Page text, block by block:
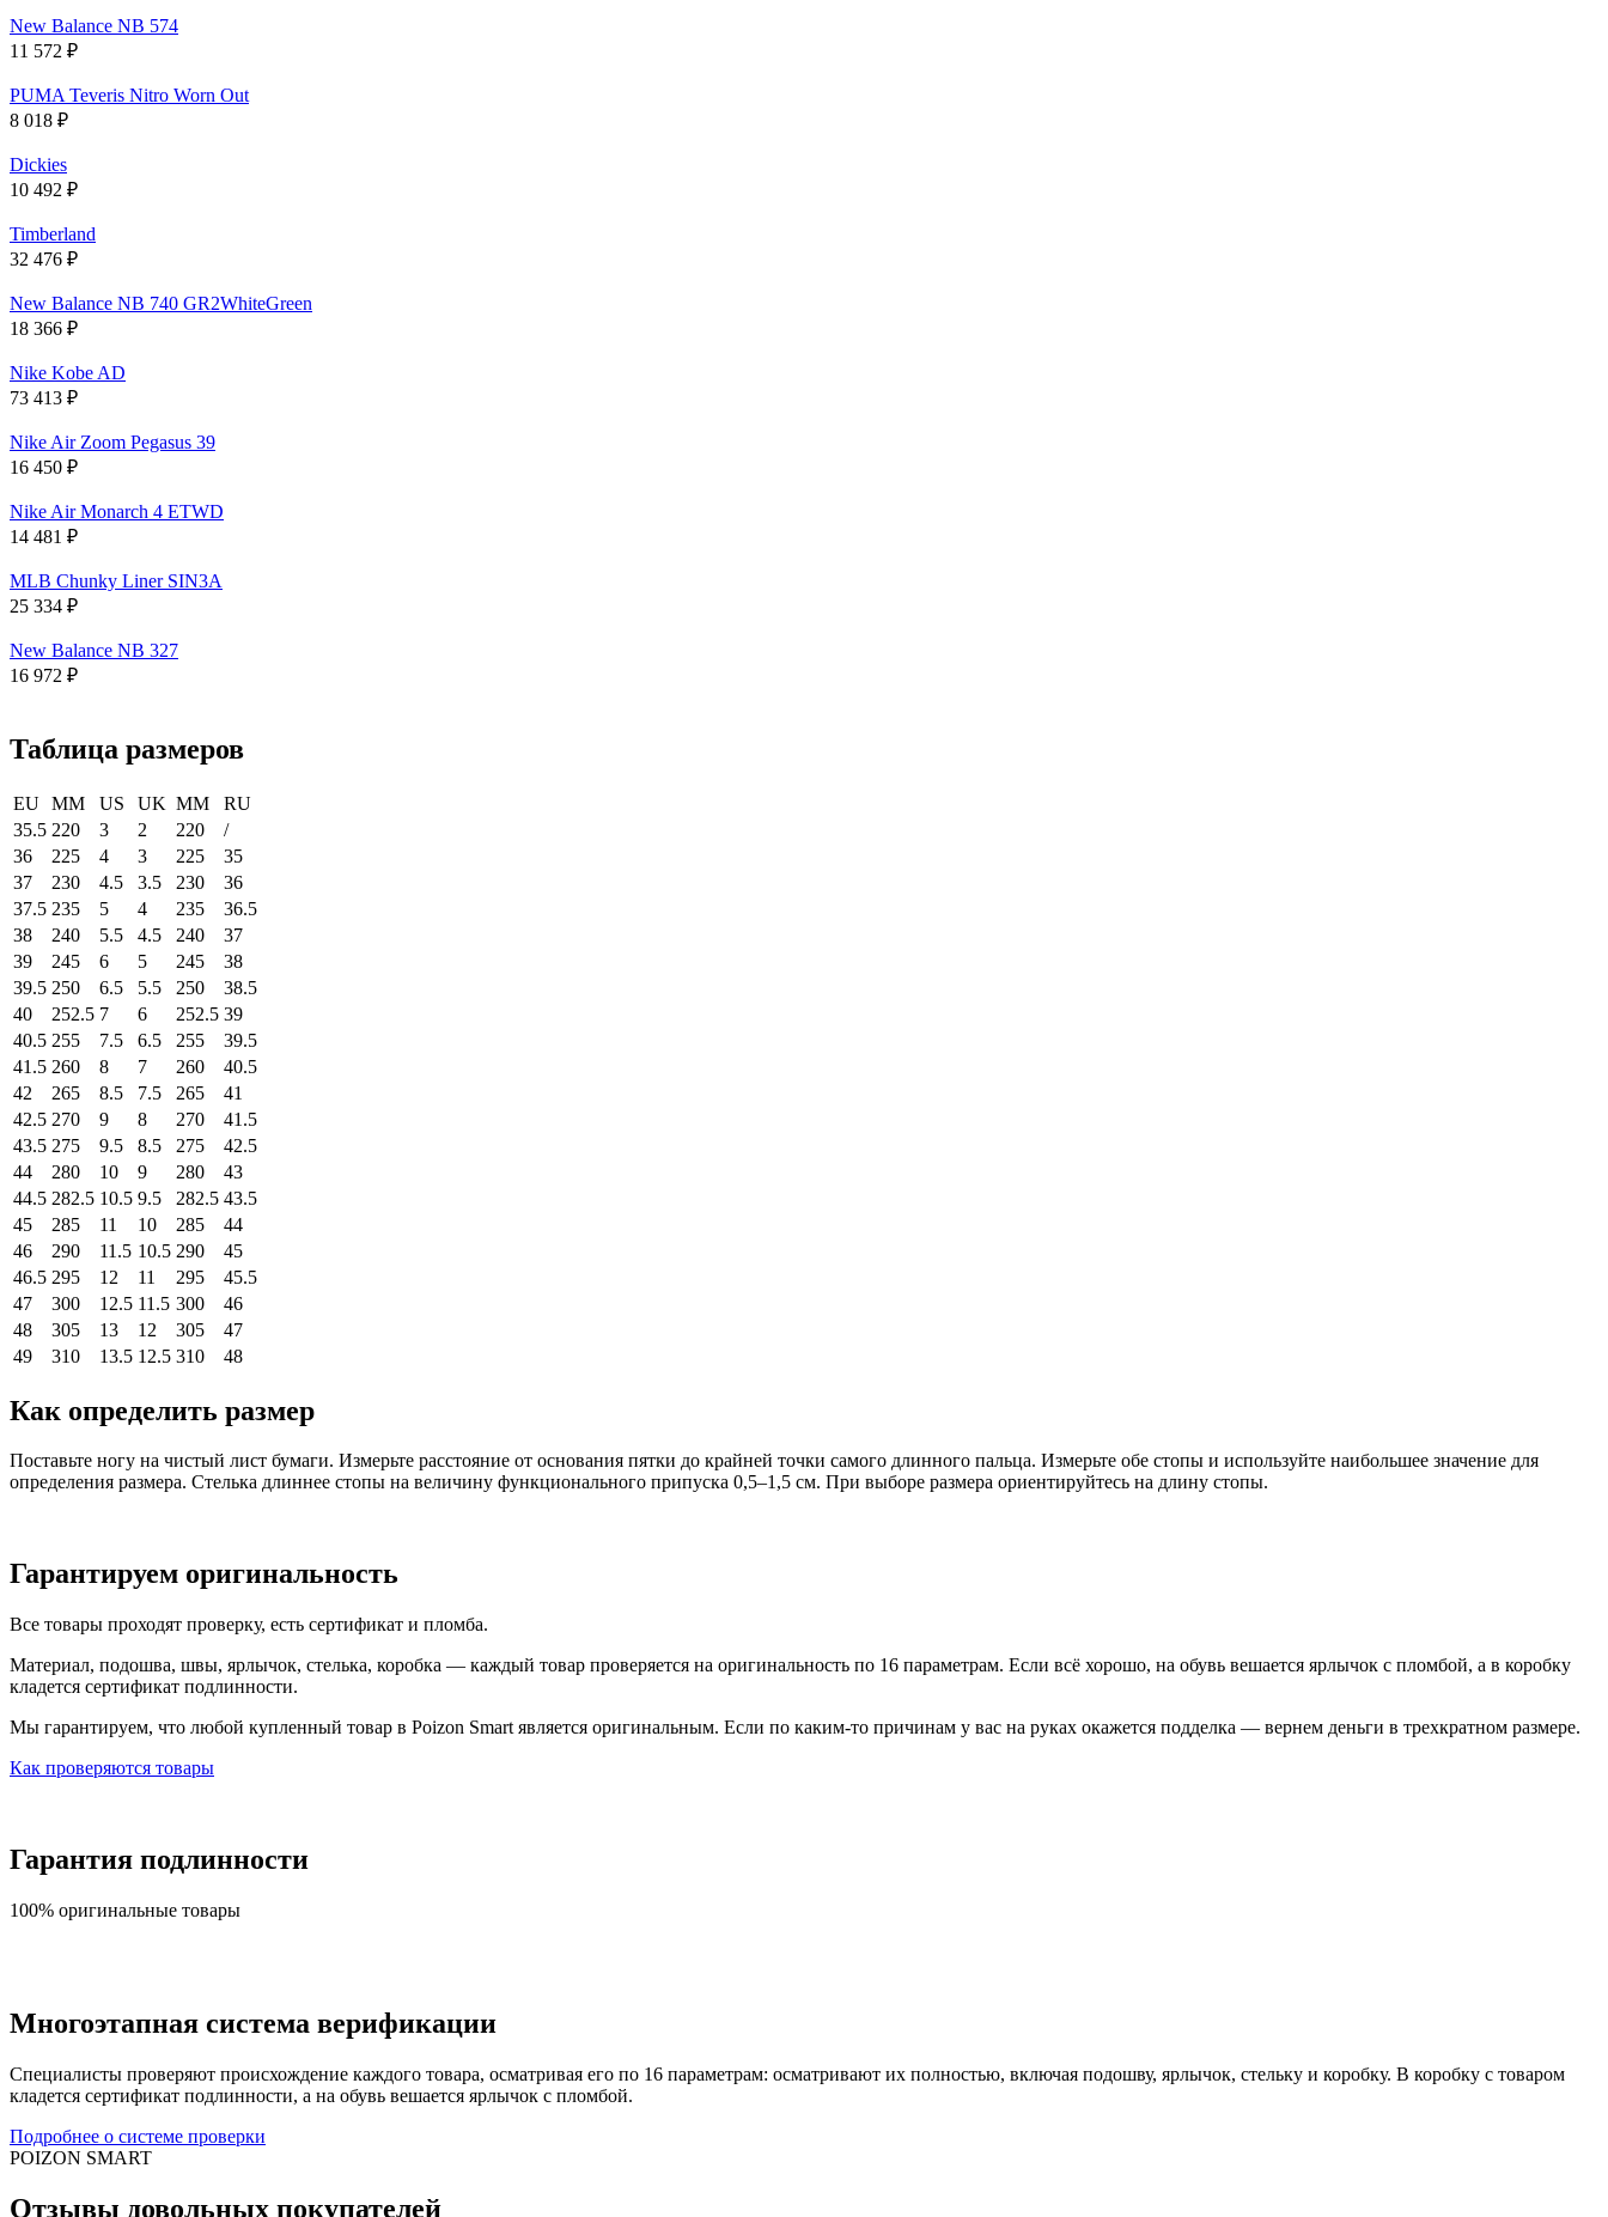
New Balance NB 574
11 572 ₽
PUMA Teveris Nitro Worn Out
8 018 ₽
Dickies
10 492 ₽
Timberland
32 476 ₽
New Balance NB 740 GR2WhiteGreen
18 366 ₽
Nike Kobe AD
73 413 ₽
Nike Air Zoom Pegasus 39
16 450 ₽
Nike Air Monarch 4 ETWD
14 481 ₽
MLB Chunky Liner SIN3A
25 334 ₽
New Balance NB 327
16 972 ₽
Таблица размеров
EU MM US UK MM
RU
35.5 220 3 2 220
/
36
225 4 3 225
35
37
230 4.5 3.5 230
36
37.5 235 5 4 235
36.5
38
240 5.5 4.5 240
37
39
245 6 5 245
38
39.5 250 6.5 5.5 250
38.5
40
252.5 7 6 252.5 39
40.5 255 7.5 6.5 255
39.5
41.5 260 8 7 260
40.5
42
265 8.5 7.5 265
41
42.5 270 9 8 270
41.5
43.5 275 9.5 8.5 275
42.5
44
280 10 9 280
43
44.5 282.5 10.5 9.5 282.5 43.5
45
285 11 10 285
44
46
290 11.5 10.5 290
45
46.5 295 12 11 295
45.5
47
300 12.5 11.5 300
46
48
305 13 12 305
47
49
310 13.5 12.5 310 48
Как определить размер
Поставьте ногу на чистый лист бумаги. Измерьте расстояние от основания пятки до крайней точки самого длинного пальца. Измерьте обе стопы и используйте наибольшее значение для
определения размера. Стелька длиннее стопы на величину функционального припуска 0,5–1,5 см. При выборе размера ориентируйтесь на длину стопы.
Гарантируем оригинальность
Все товары проходят проверку, есть сертификат и пломба.
Материал, подошва, швы, ярлычок, стелька, коробка — каждый товар проверяется на оригинальность по 16 параметрам. Если всё хорошо, на обувь вешается ярлычок с пломбой, а в коробку
кладется сертификат подлинности.
Мы гарантируем, что любой купленный товар в Poizon Smart является оригинальным. Если по каким-то причинам у вас на руках окажется подделка — вернем деньги в трехкратном размере.
Как проверяются товары
Гарантия подлинности
100% оригинальные товары
Многоэтапная система верификации
Специалисты проверяют происхождение каждого товара, осматривая его по 16 параметрам: осматривают их полностью, включая подошву, ярлычок, стельку и коробку. В коробку с товаром
кладется сертификат подлинности, а на обувь вешается ярлычок с пломбой.
Подробнее о системе проверки
POIZON SMART
Отзывы довольных покупателей